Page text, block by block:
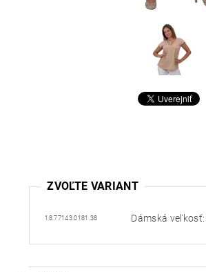
ZVOĽTE VARIANT
18.77143.0181.38 Dámská veľkosť: